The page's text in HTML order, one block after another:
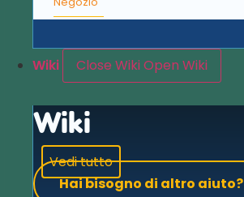
Wiki Close WikiOpen Wiki
Wiki
Vedi tutto
Hai bisogno di altro aiuto?